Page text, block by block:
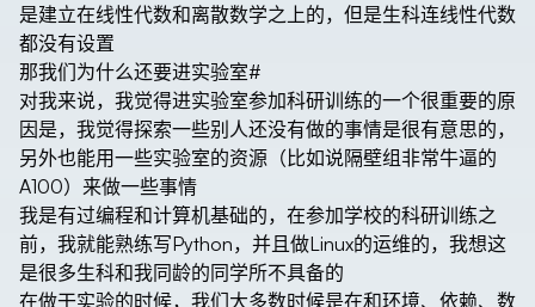
是建立在线性代数和离散数学之上的，但是生科连线性代数
都没有设置
那我们为什么还要进实验室#
对我来说，我觉得进实验室参加科研训练的一个很重要的原
因是，我觉得探索一些别人还没有做的事情是很有意思的，
另外也能用一些实验室的资源（比如说隔壁组非常牛逼的
A100）来做一些事情
我是有过编程和计算机基础的，在参加学校的科研训练之
前，我就能熟练写Python，并且做Linux的运维的，我想这
是很多生科和我同龄的同学所不具备的
在做干实验的时候，我们大多数时候是在和环境、依赖、数